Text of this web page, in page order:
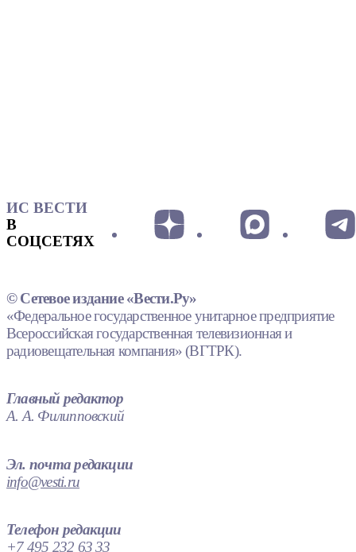
ИС ВЕСТИ
В
СОЦСЕТЯХ
© Сетевое издание «Вести.Ру»
«Федеральное государственное унитарное предприятие
Всероссийская государственная телевизионная и
радиовещательная компания» (ВГТРК).
Главный редактор
А. А. Филипповский
Эл. почта редакции
info@vesti.ru
Телефон редакции
+7 495 232 63 33